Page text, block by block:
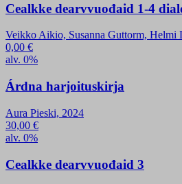
Cealkke dearvvuođaid 1-4
Veikko Aikio, Susanna Guttorm, Helmi
0,00 €
alv. 0%
Árdna harjoituskirja
Aura Pieski, 2024
30,00 €
alv. 0%
Cealkke dearvvuođaid 3